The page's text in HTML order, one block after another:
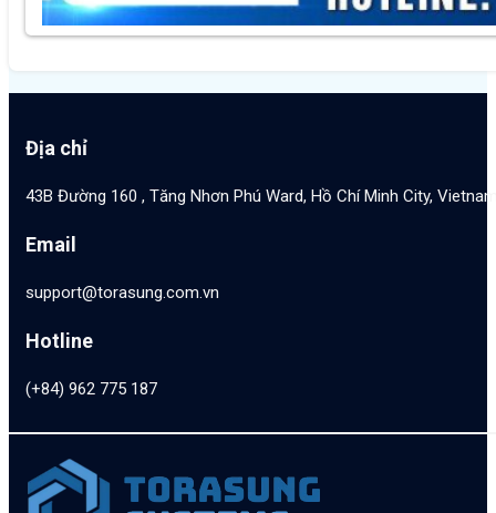
Địa chỉ
43B Đường 160 , Tăng Nhơn Phú Ward, Hồ Chí Minh City,
Email
support@torasung.com.vn
Hotline
(+84) 962 775 187